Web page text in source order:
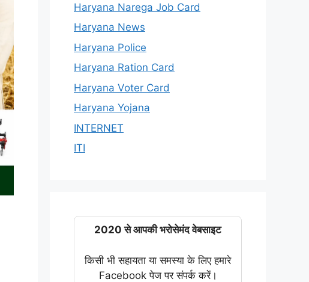
Haryana Narega Job Card
Haryana News
Haryana Police
Haryana Ration Card
Haryana Voter Card
Haryana Yojana
INTERNET
ITI
2020 से आपकी भरोसेमंद वेबसाइट
किसी भी सहायता या समस्या के लिए हमारे
Facebook पेज पर संपर्क करें।